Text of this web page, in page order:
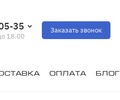
35
18.00
Заказать звонок
Оплата Блог